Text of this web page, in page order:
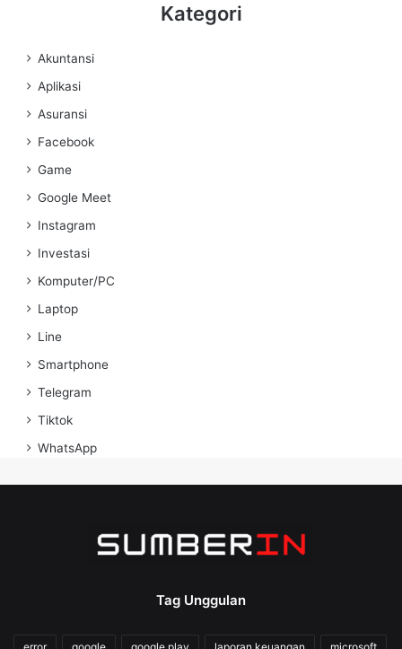
Kategori
Akuntansi
Aplikasi
Asuransi
Facebook
Game
Google Meet
Instagram
Investasi
Komputer/PC
Laptop
Line
Smartphone
Telegram
Tiktok
WhatsApp
Tag Unggulan